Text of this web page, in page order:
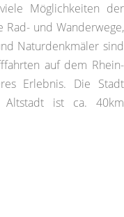
Möglichkeiten der
Rad- und Wanderwege,
Naturdenkmäler sind
auf dem Rhein-
Erlebnis. Die Stadt
Altstadt ist ca. 40km